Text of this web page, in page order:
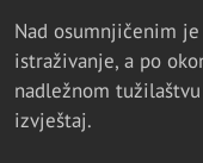
Nad osumnjičenim
istraživanje, a po
nadležnom
izvještaj.